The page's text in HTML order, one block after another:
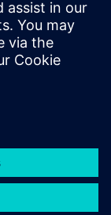
bitni procesor